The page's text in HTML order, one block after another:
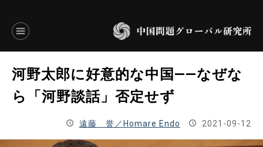
言語別アーカイブ
ENGLISH
河野太郎に好意的な中国――なぜな
ら「河野談話」否定せず
遠藤 誉／Homare Endo 2021-09-12